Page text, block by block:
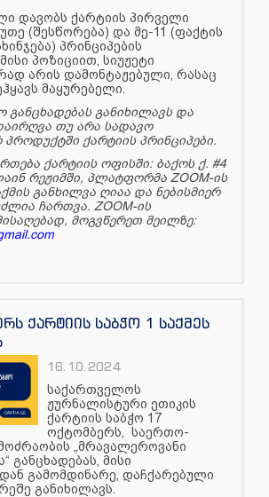
დავობს ქარტიის პირველი
(შესწორება) და მე-11 (ფაქტის
პრინციპების
პოზიციით, სიუჟეტი
არის დამონტაჟებული, რასაც
მაყურებელი.
განცხადებას განიხილავს და
თუ არა სადავო
ქარტიის პრინციპები.
ქარტიის ოფისში: ბაქოს ქ. #4
რეჟიმში, პლატფორმა ZOOM-ის
განხილვა ღიაა და ნებისმიერ
ჩართვა. ZOOM-ის
მოგვწერეთ მეილზე:
ქარტიის საბჭო 1 საქმეს
16.10.2024
საქართველოს
ჟურნალისტური ეთიკის
ქარტიის საბჭო 17
ოქტომბერს, საერთო-
„მრავალეროვანი
განცხადებას, მისი
გამომდინარე, დაჩქარებული
განიხილავს.